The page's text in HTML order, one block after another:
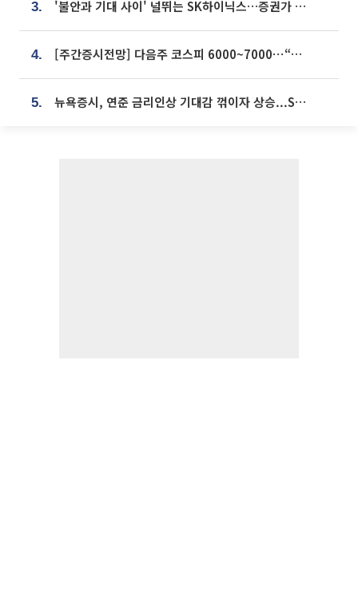
3. '불안과 기대 사이' 널뛰는 SK하이닉스…증권가 "HBM4·LTA 기반 펀터멘털 견고"
4. [주간증시전망] 다음주 코스피 6000~7000⋯“外人 수급은 정책이 변수”
5. 뉴욕증시, 연준 금리인상 기대감 꺾이자 상승...S&P500 사상 최고치 [종합]